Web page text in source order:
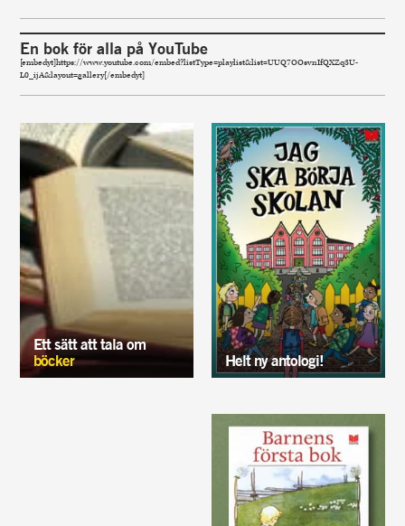
En bok för alla på YouTube
[embedyt]https://www.youtube.com/embed?listType=playlist&list=UUQ7OOsvnIfQXZq3U-
L0_ijA&layout=gallery[/embedyt]
Ett sätt att tala om
böcker
Helt ny antologi!